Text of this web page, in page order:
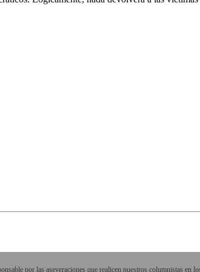
por las aseveraciones que realicen nuestros columnistas en